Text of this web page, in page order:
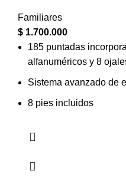
Familiares
$ 1.700.000
185 puntadas
alfanuméricos y 8
Sistema avanzado de
8 pies incluidos